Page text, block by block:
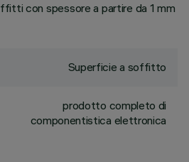
con spessore a partire da 1 mm
Superficie a soffitto
prodotto completo di
componentistica elettronica